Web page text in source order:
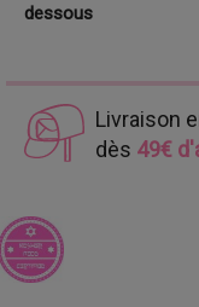
dessous
Livraison
dès 49€